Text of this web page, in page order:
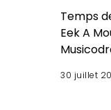
Temps
Eek A
30 juillet